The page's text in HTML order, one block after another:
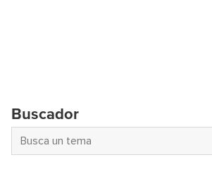
Buscador